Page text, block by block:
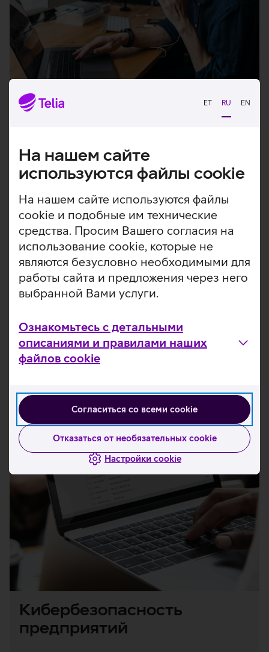
ET RU EN
На нашем сайте
используются файлы cookie
На нашем сайте используются файлы
cookie и подобные им технические
средства. Просим Вашего согласия на
использование cookie, которые не
являются безусловно необходимыми для
работы сайта и предложения через него
выбранной Вами услуги.
Ознакомьтесь с детальными
описаниями и правилами наших
файлов cookie
Согласиться со всеми cookie
Отказаться от необязательных cookie
Настройки cookie
В цену услуги входят:
Добавление серверов и выведение их
из-под защиты
Первичная настройка модулей защиты
Настройка уведомлений и отчетов
Уведомления об обнаружении в системе
определенных событий
Периодическая отправка отчетов
Настройка отправки логов
Кибербезопасность
предприятий